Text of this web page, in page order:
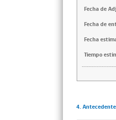
Fecha de
Fecha de
Fecha
Tiempo
4.